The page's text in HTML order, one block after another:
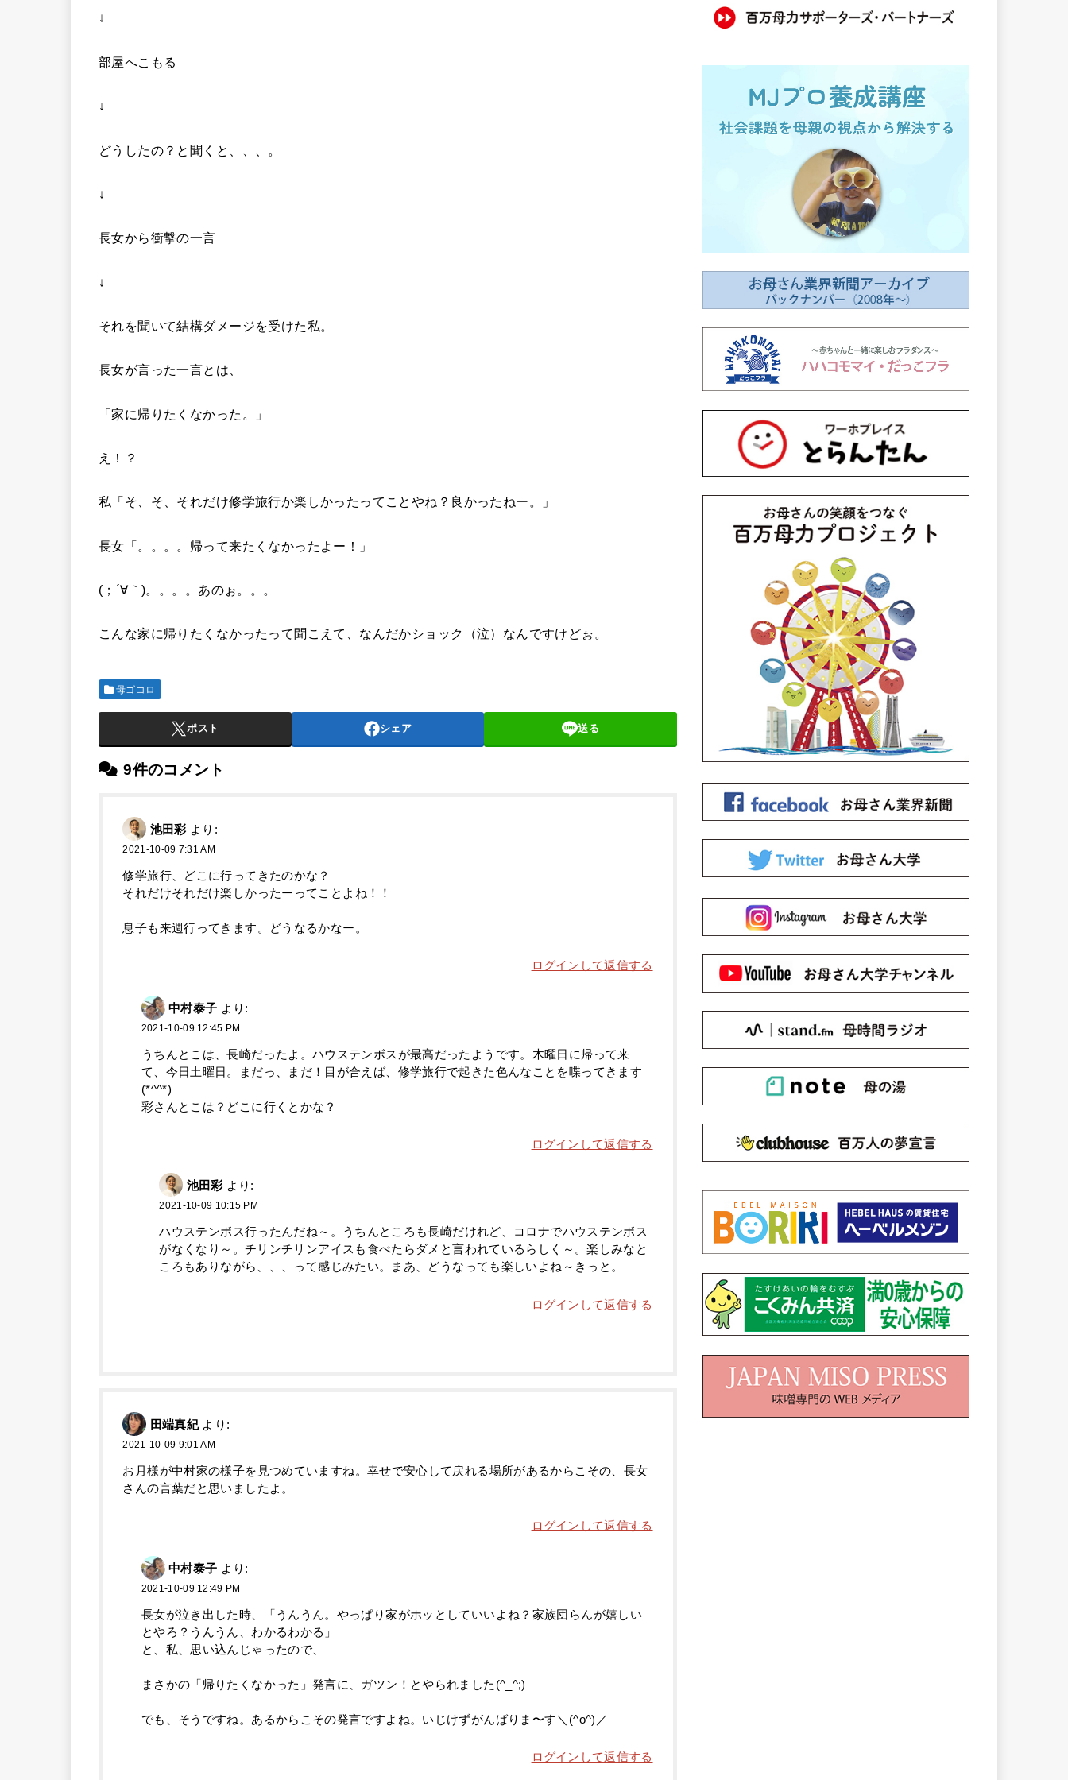
↓
部屋へこもる
↓
どうしたの？と聞くと、、、。
↓
長女から衝撃の一言
↓
それを聞いて結構ダメージを受けた私。
長女が言った一言とは、
「家に帰りたくなかった。」
え！？
私「そ、そ、それだけ修学旅行か楽しかったってことやね？良かったねー。」
長女「。。。。帰って来たくなかったよー！」
(；´∀｀)。。。。あのぉ。。。
こんな家に帰りたくなかったって聞こえて、なんだかショック（泣）なんですけどぉ。
母ゴコロ
ポスト シェア 送る
9件のコメント
池田彩 より:
2021-10-09 7:31 AM
修学旅行、どこに行ってきたのかな？
それだけそれだけ楽しかったーってことよね！！
息子も来週行ってきます。どうなるかなー。
ログインして返信する
中村泰子 より:
2021-10-09 12:45 PM
うちんとこは、長崎だったよ。ハウステンボスが最高だったようです。木曜日に帰って来
て、今日土曜日。まだっ、まだ！目が合えば、修学旅行で起きた色んなことを喋ってきます
(*^^*)
彩さんとこは？どこに行くとかな？
ログインして返信する
池田彩 より:
2021-10-09 10:15 PM
ハウステンボス行ったんだね～。うちんところも長崎だけれど、コロナでハウステンボス
がなくなり～。チリンチリンアイスも食べたらダメと言われているらしく～。楽しみなと
ころもありながら、、、って感じみたい。まあ、どうなっても楽しいよね～きっと。
ログインして返信する
田端真紀 より:
2021-10-09 9:01 AM
お月様が中村家の様子を見つめていますね。幸せで安心して戻れる場所があるからこその、長女
さんの言葉だと思いましたよ。
ログインして返信する
中村泰子 より:
2021-10-09 12:49 PM
長女が泣き出した時、「うんうん。やっぱり家がホッとしていいよね？家族団らんが嬉しい
とやろ？うんうん、わかるわかる」
と、私、思い込んじゃったので、
まさかの「帰りたくなかった」発言に、ガツン！とやられました(^_^;)
でも、そうですね。あるからこその発言ですよね。いじけずがんばりま〜す＼(^o^)／
ログインして返信する